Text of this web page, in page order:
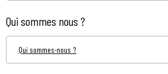
Qui sommes nous ?
Qui sommes-nous ?